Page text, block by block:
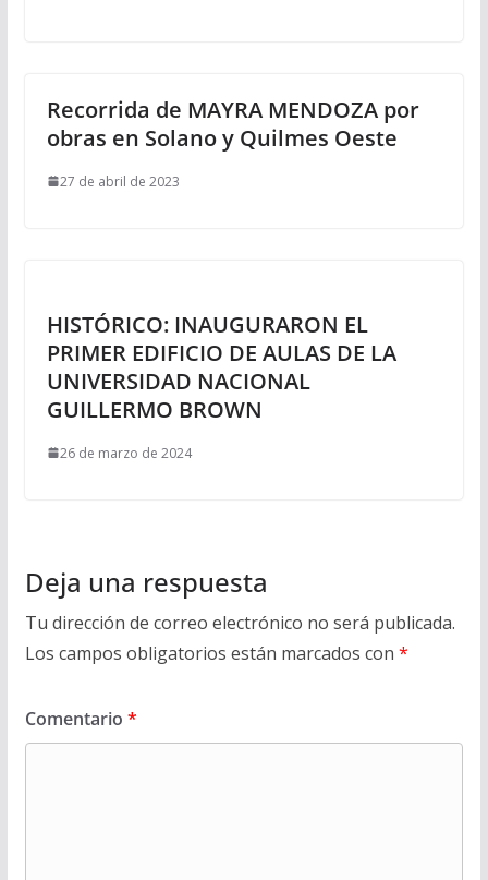
Recorrida de MAYRA MENDOZA por
obras en Solano y Quilmes Oeste
27 de abril de 2023
HISTÓRICO: INAUGURARON EL
PRIMER EDIFICIO DE AULAS DE LA
UNIVERSIDAD NACIONAL
GUILLERMO BROWN
26 de marzo de 2024
Deja una respuesta
Tu dirección de correo electrónico no será publicada.
Los campos obligatorios están marcados con *
Comentario *